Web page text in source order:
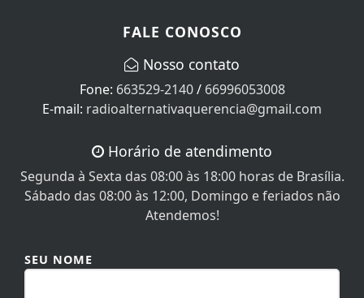
FALE CONOSCO
Nosso contato
Fone: 663529-2140/ 66996053008
E-mail: radioalternativaquerencia@gmail.com
Horário de atendimento
Segunda à Sexta das 08:00 às 18:00 horas de Brasília.
Sábado das 08:00 às 12:00, Domingo e feriados não
Atendemos!
SEU NOME